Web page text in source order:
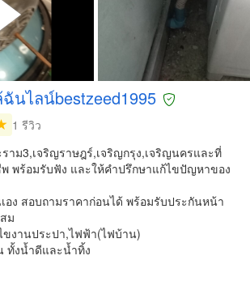
นไลน์bestzeed1995
1 รีวิว
าม3,เจริญราษฎร์,เจริญกรุง,เจริญนครและที่
พ พร้อมรับฟัง และให้คำปรึกษาแก้ไขปัญหาของ
อง สอบถามราคาก่อนได้ พร้อมรับประกันหน้า
ม
ขงานประปา,ไฟฟ้า(ไฟบ้าน)
ทั้งน้ำดีและน้ำทิ้ง